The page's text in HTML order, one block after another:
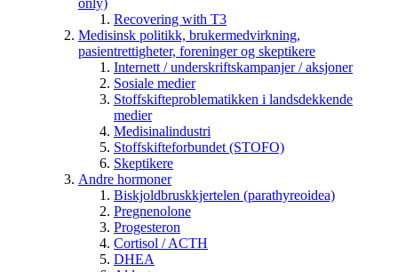
only)
Recovering with T3
Medisinsk politikk, brukermedvirkning,
pasientrettigheter, foreninger og skeptikere
Internett / underskriftskampanjer / aksjoner
Sosiale medier
Stoffskifteproblematikken i landsdekkende
medier
Medisinalindustri
Stoffskifteforbundet (STOFO)
Skeptikere
Andre hormoner
Biskjoldbruskkjertelen (parathyreoidea)
Pregnenolone
Progesteron
Cortisol / ACTH
DHEA